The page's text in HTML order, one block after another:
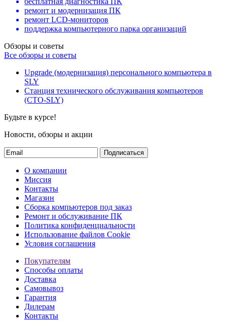
ремонт и модернизация ПК
ремонт LCD-мониторов
поддержка компьютерного парка организаций
Обзоры и советы
Все обзоры и советы
Upgrade (модернизация) персонального компьютера в
SLY
Станция технического обслуживания компьютеров
(СТО-SLY)
Будьте в курсе!
Новости, обзоры и акции
Подписаться
О компании
Миссия
Контакты
Магазин
Сборка компьютеров под заказ
Ремонт и обслуживание ПК
Политика конфиденциальности
Использование файлов Cookie
Условия соглашения
Покупателям
Способы оплаты
Доставка
Самовывоз
Гарантия
Дилерам
Контакты